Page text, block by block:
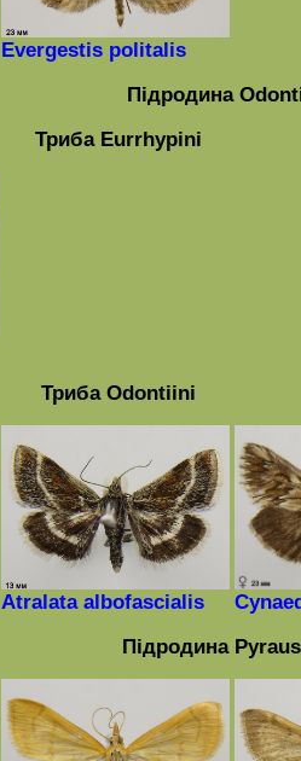
Evergestis politalis
Підродина
ТрибаEurrhypini
ТрибаOdontiini
Atralata albofascialis
Підродина